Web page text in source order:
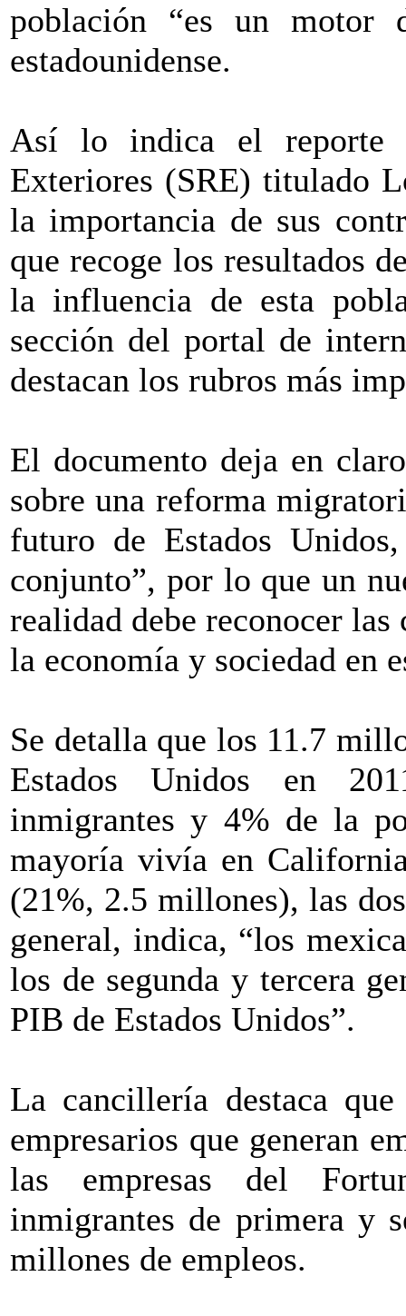
población “es un motor
estadounidense.
Así lo indica el reporte
Exteriores (SRE) titulado
la importancia de sus
que recoge los resultados
la influencia de esta
sección del portal de
destacan los rubros más
El documento deja en
sobre una reforma
futuro de Estados
conjunto”, por lo que un
realidad debe reconocer
la economía y sociedad en
Se detalla que los 11.7
Estados Unidos en
inmigrantes y 4% de la
mayoría vivía en
(21%, 2.5 millones), las
general, indica, “los
los de segunda y tercera
PIB de Estados Unidos”.
La cancillería destaca
empresarios que generan
las empresas del
inmigrantes de primera y
millones de empleos.